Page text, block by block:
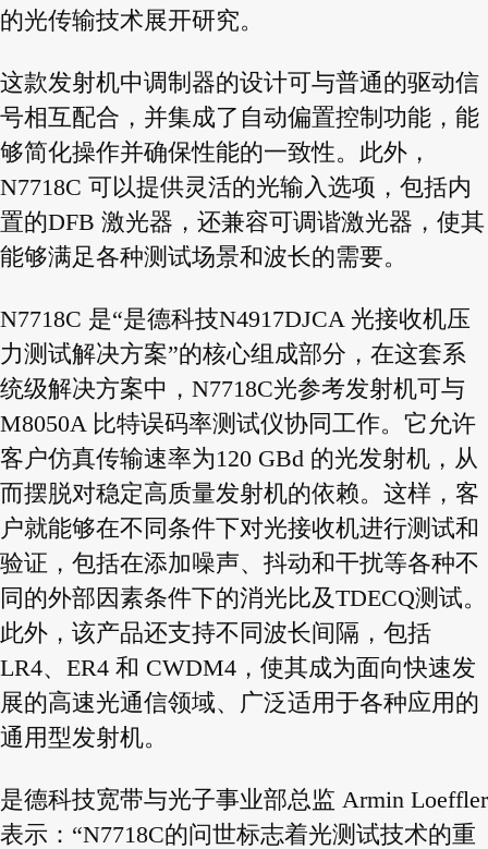
的光传输技术展开研究。
这款发射机中调制器的设计可与普通的驱动信
号相互配合，并集成了自动偏置控制功能，能
够简化操作并确保性能的一致性。此外，
N7718C 可以提供灵活的光输入选项，包括内
置的DFB 激光器，还兼容可调谐激光器，使其
能够满足各种测试场景和波长的需要。
N7718C 是“是德科技N4917DJCA 光接收机压
力测试解决方案”的核心组成部分，在这套系
统级解决方案中，N7718C光参考发射机可与
M8050A 比特误码率测试仪协同工作。它允许
客户仿真传输速率为120 GBd 的光发射机，从
而摆脱对稳定高质量发射机的依赖。这样，客
户就能够在不同条件下对光接收机进行测试和
验证，包括在添加噪声、抖动和干扰等各种不
同的外部因素条件下的消光比及TDECQ测试。
此外，该产品还支持不同波长间隔，包括
LR4、ER4 和 CWDM4，使其成为面向快速发
展的高速光通信领域、广泛适用于各种应用的
通用型发射机。
是德科技宽带与光子事业部总监 Armin Loeffler
表示：“N7718C的问世标志着光测试技术的重